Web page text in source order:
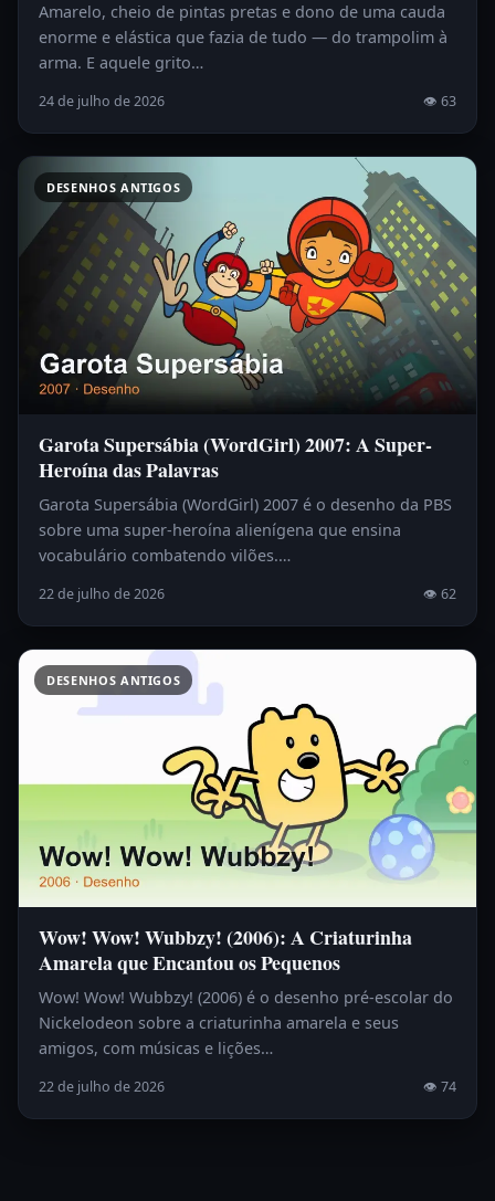
Amarelo, cheio de pintas pretas e dono de uma cauda
enorme e elástica que fazia de tudo — do trampolim à
arma. E aquele grito…
24 de julho de 2026 👁 63
DESENHOS ANTIGOS
Garota Supersábia (WordGirl) 2007: A Super-
Heroína das Palavras
Garota Supersábia (WordGirl) 2007 é o desenho da PBS
sobre uma super-heroína alienígena que ensina
vocabulário combatendo vilões.…
22 de julho de 2026 👁 62
DESENHOS ANTIGOS
Wow! Wow! Wubbzy! (2006): A Criaturinha
Amarela que Encantou os Pequenos
Wow! Wow! Wubbzy! (2006) é o desenho pré-escolar do
Nickelodeon sobre a criaturinha amarela e seus
amigos, com músicas e lições…
22 de julho de 2026 👁 74